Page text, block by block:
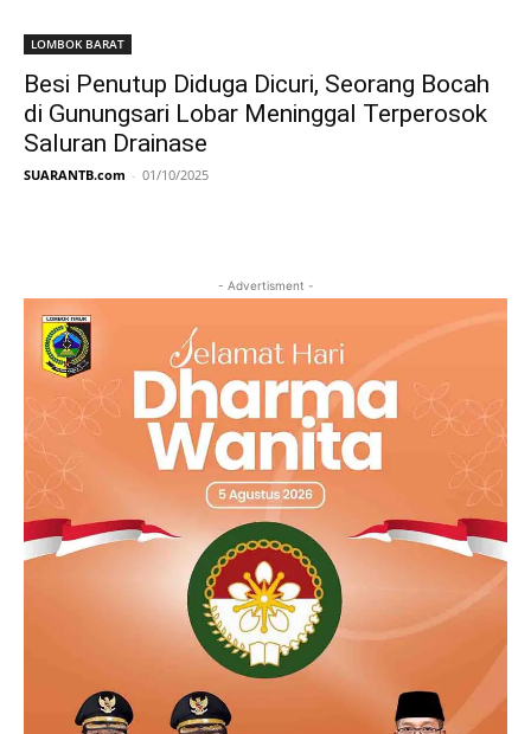
LOMBOK BARAT
Besi Penutup Diduga Dicuri, Seorang Bocah
di Gunungsari Lobar Meninggal Terperosok
Saluran Drainase
SUARANTB.com - 01/10/2025
- Advertisment -